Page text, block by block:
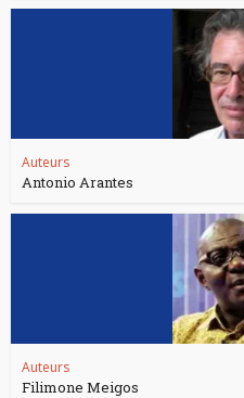
Auteurs
Antonio Arantes
Auteurs
Filimone Meigos